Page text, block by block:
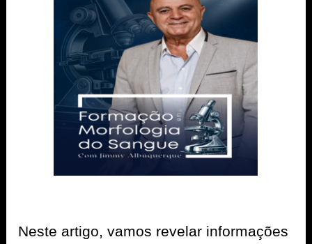
Neste artigo, vamos revelar informações